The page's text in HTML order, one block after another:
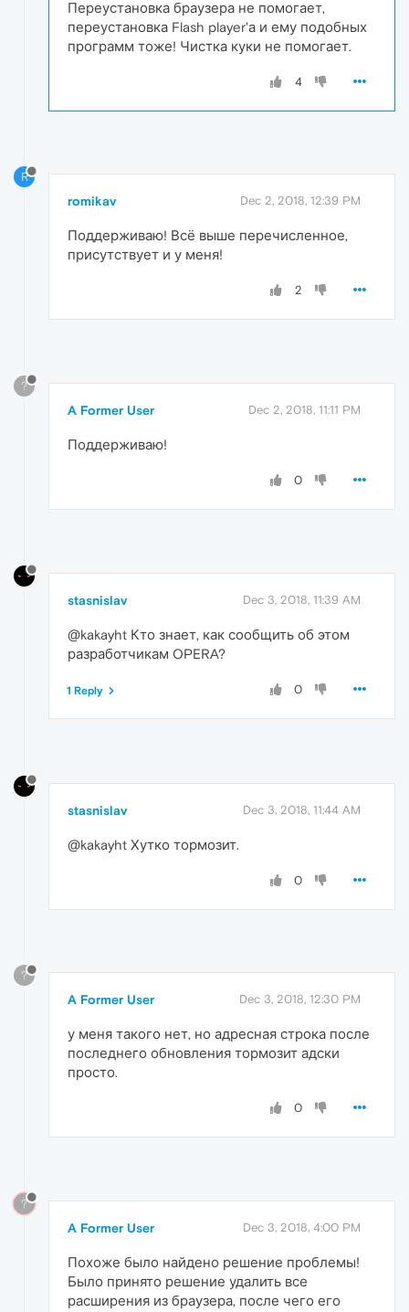
Переустановка браузера не помогает,
переустановка Flash player'а и ему подобных
программ тоже! Чистка куки не помогает.
4
R
romikav Dec 2, 2018, 12:39 PM
Поддерживаю! Всё выше перечисленное,
присутствует и у меня!
2
?
A Former User Dec 2, 2018, 11:11 PM
Поддерживаю!
0
stasnislav Dec 3, 2018, 11:39 AM
@kakayht Кто знает, как сообщить об этом
разработчикам OPERA?
0
1 Reply
stasnislav Dec 3, 2018, 11:44 AM
@kakayht Хутко тормозит.
0
?
A Former User Dec 3, 2018, 12:30 PM
у меня такого нет, но адресная строка после
последнего обновления тормозит адски
просто.
0
?
A Former User Dec 3, 2018, 4:00 PM
Похоже было найдено решение проблемы!
Было принято решение удалить все
расширения из браузера, после чего его